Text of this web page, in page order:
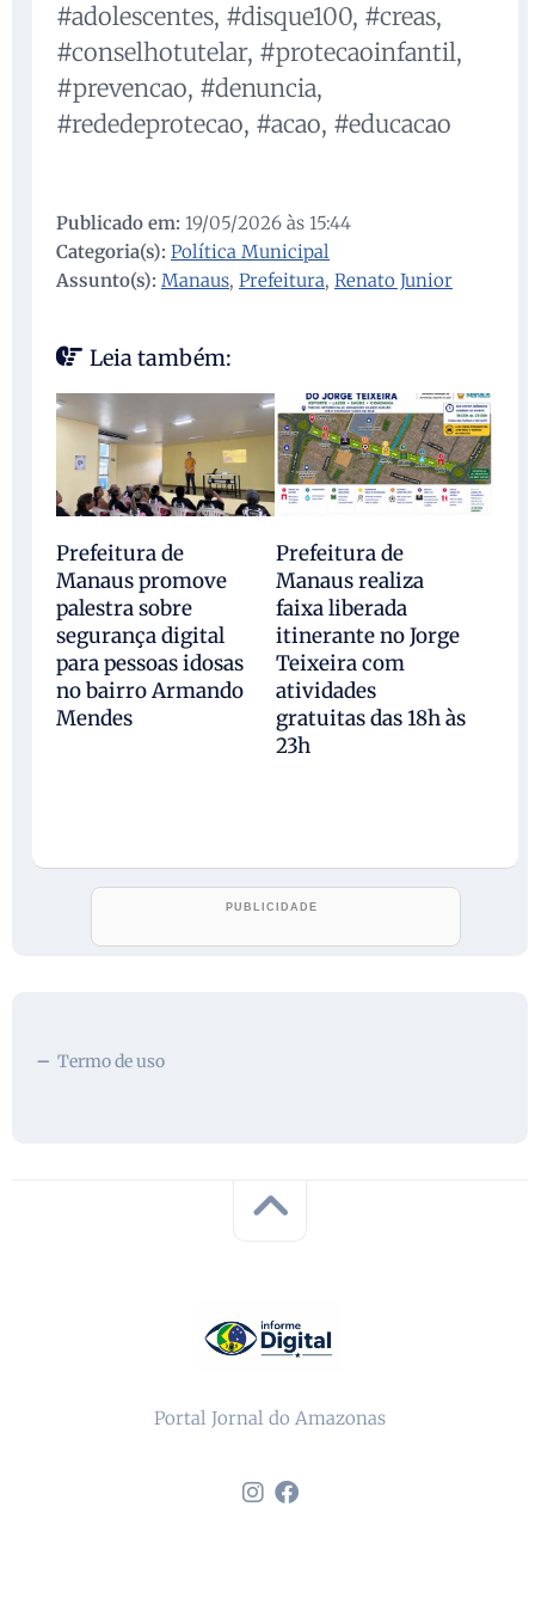
#adolescentes, #disque100, #creas,
#conselhotutelar, #protecaoinfantil,
#prevencao, #denuncia,
#rededeprotecao, #acao, #educacao
Publicado em: 19/05/2026 às 15:44
Categoria(s): Política Municipal
Assunto(s): Manaus, Prefeitura, Renato Junior
Leia também:
Prefeitura de
Manaus promove
palestra sobre
segurança digital
para pessoas idosas
no bairro Armando
Mendes
Prefeitura de
Manaus realiza
faixa liberada
itinerante no Jorge
Teixeira com
atividades
gratuitas das 18h às
23h
Termo de uso
Portal Jornal do Amazonas